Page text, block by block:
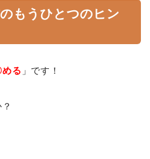
のもうひとつのヒン
める 」です！